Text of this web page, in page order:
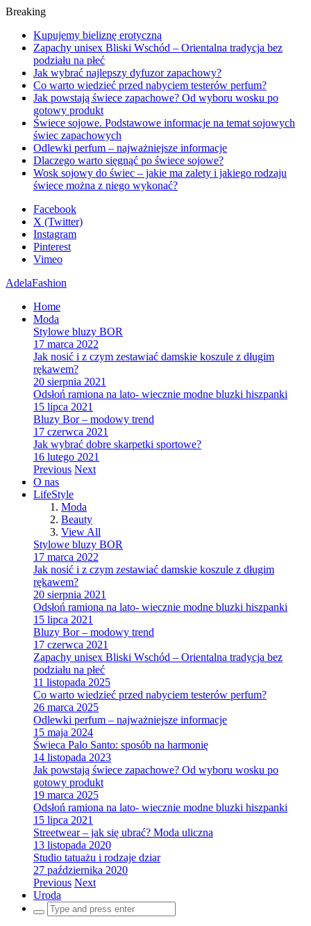
Breaking
Kupujemy bieliznę erotyczną
Zapachy unisex Bliski Wschód – Orientalna tradycja bez
podziału na płeć
Jak wybrać najlepszy dyfuzor zapachowy?
Co warto wiedzieć przed nabyciem testerów perfum?
Jak powstają świece zapachowe? Od wyboru wosku po
gotowy produkt
Świece sojowe. Podstawowe informacje na temat sojowych
świec zapachowych
Odlewki perfum – najważniejsze informacje
Dlaczego warto sięgnąć po świece sojowe?
Wosk sojowy do świec – jakie ma zalety i jakiego rodzaju
świece można z niego wykonać?
Facebook
X (Twitter)
Instagram
Pinterest
Vimeo
AdelaFashion
Home
Moda
Stylowe bluzy BOR
17 marca 2022
Jak nosić i z czym zestawiać damskie koszule z długim
rękawem?
20 sierpnia 2021
Odsłoń ramiona na lato- wiecznie modne bluzki hiszpanki
15 lipca 2021
Bluzy Bor – modowy trend
17 czerwca 2021
Jak wybrać dobre skarpetki sportowe?
16 lutego 2021
Previous Next
O nas
LifeStyle
Moda
Beauty
View All
Stylowe bluzy BOR
17 marca 2022
Jak nosić i z czym zestawiać damskie koszule z długim
rękawem?
20 sierpnia 2021
Odsłoń ramiona na lato- wiecznie modne bluzki hiszpanki
15 lipca 2021
Bluzy Bor – modowy trend
17 czerwca 2021
Zapachy unisex Bliski Wschód – Orientalna tradycja bez
podziału na płeć
11 listopada 2025
Co warto wiedzieć przed nabyciem testerów perfum?
26 marca 2025
Odlewki perfum – najważniejsze informacje
15 maja 2024
Świeca Palo Santo: sposób na harmonię
14 listopada 2023
Jak powstają świece zapachowe? Od wyboru wosku po
gotowy produkt
19 marca 2025
Odsłoń ramiona na lato- wiecznie modne bluzki hiszpanki
15 lipca 2021
Streetwear – jak się ubrać? Moda uliczna
13 listopada 2020
Studio tatuażu i rodzaje dziar
27 października 2020
Previous Next
Uroda
Search
for: